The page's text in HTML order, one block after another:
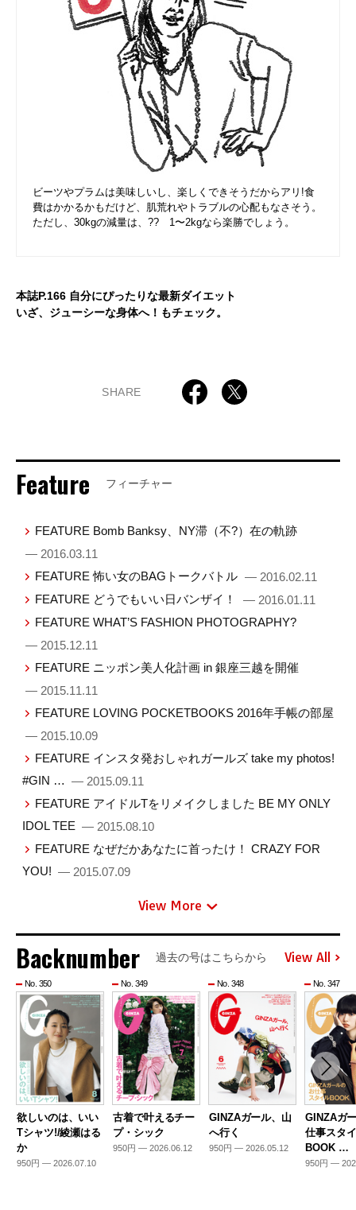
ビーツやプラムは美味しいし、楽しくできそうだからアリ!食
費はかかるかもだけど、肌荒れやトラブルの心配もなさそう。
ただし、30kgの減量は、?? 1〜2kgなら楽勝でしょう。
本誌P.166 自分にぴったりな最新ダイエット
いざ、ジューシーな身体へ！もチェック。
SHARE
Feature フィーチャー
FEATURE Bomb Banksy、NY滞（不?）在の軌跡
— 2016.03.11
FEATURE 怖い女のBAGトークバトル — 2016.02.11
FEATURE どうでもいい日バンザイ！
— 2016.01.11
FEATURE WHAT’S FASHION PHOTOGRAPHY?
— 2015.12.11
FEATURE ニッポン美人化計画 in 銀座三越を開催
— 2015.11.11
FEATURE LOVING POCKETBOOKS 2016年手帳の部屋
— 2015.10.09
FEATURE インスタ発おしゃれガールズ take my photos!
#GIN … — 2015.09.11
FEATURE アイドルTをリメイクしました BE MY ONLY
IDOL TEE — 2015.08.10
FEATURE なぜだかあなたに首ったけ！ CRAZY FOR
YOU! — 2015.07.09
View More
Backnumber 過去の号はこちらから View All
No. 350
欲しいのは、いい
Tシャツ!/綾瀬はる
か
950円 — 2026.07.10
No. 349
古着で叶えるチー
プ・シック
950円 — 2026.06.12
No. 348
GINZAガール、山
へ行く
950円 — 2026.05.12
No. 347
GINZAガ
仕事スタ
BOOK …
950円 —